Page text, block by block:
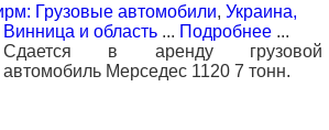
Грузовые автомобили, Украина,
Винница и область ... Подробнее ...
Сдается в аренду грузовой
автомобиль Мерседес 1120 7 тонн.